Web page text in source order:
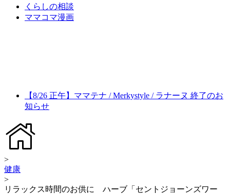
くらしの相談
ママコマ漫画
【8/26 正午】ママテナ / Merkystyle / ラナーヌ 終了のお
知らせ
>
健康
>
リラックス時間のお供に ハーブ「セントジョーンズワー